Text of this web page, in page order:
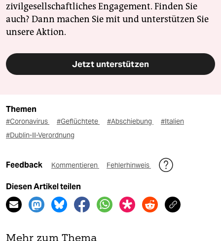
zivilgesellschaftliches Engagement. Finden Sie
auch? Dann machen Sie mit und unterstützen Sie
unsere Aktion.
Jetzt unterstützen
Themen
#Coronavirus #Geflüchtete #Abschiebung
#Italien
#Dublin-II-Verordnung
Feedback Kommentieren Fehlerhinweis
Diesen Artikel teilen